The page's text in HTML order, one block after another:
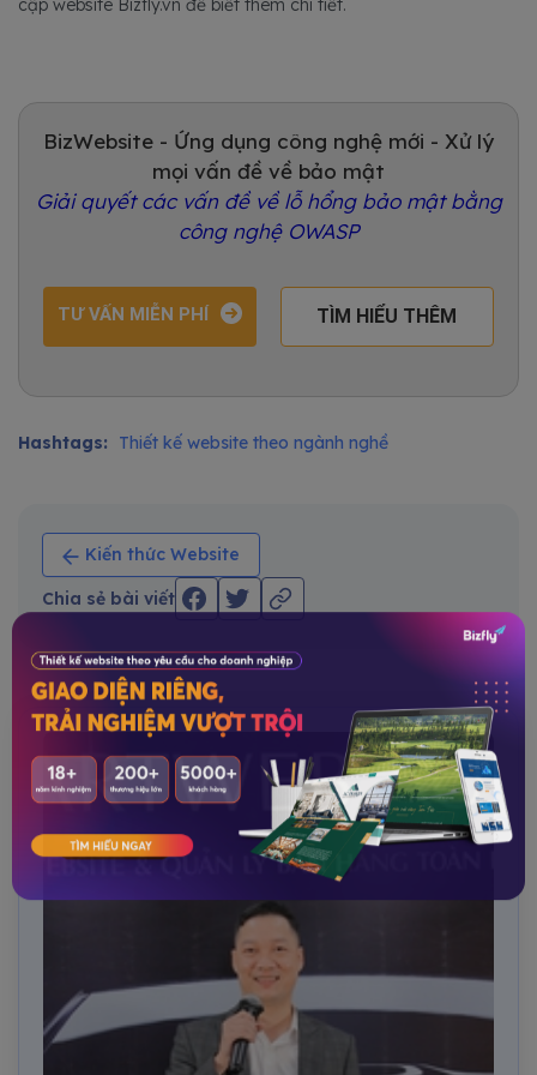
cập website Bizfly.vn để biết thêm chi tiết.
BizWebsite - Ứng dụng công nghệ mới - Xử lý
mọi vấn đề về bảo mật
Giải quyết các vấn đề về lỗ hổng bảo mật bằng
công nghệ OWASP
TƯ VẤN MIỄN PHÍ TÌM HIỂU THÊM
Hashtags: Thiết kế website theo ngành nghề
Kiến thức Website
Chia sẻ bài viết